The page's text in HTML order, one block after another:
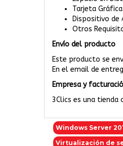
Tarjeta
Dispositivo de
Otros
Envío del producto
Este producto se
En el email de
Empresa y
3Clics es una tienda
Windows Server
Virtualización de